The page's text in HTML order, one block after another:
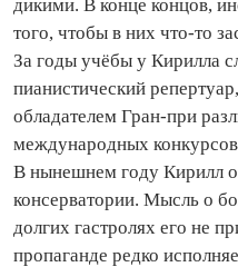
дикими. В конце концов,
того, чтобы в них что‑то
За годы учёбы у Кирилла
пианистический
обладателем Гран‑при
международных
В нынешнем году Кирилл
консерватории. Мысль о
долгих гастролях его не
пропаганде редко